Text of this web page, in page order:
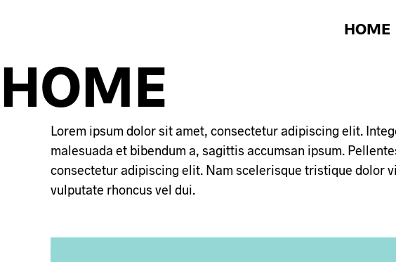
HOME
HOME
Lorem ipsum dolor sit amet, consectetur adipiscing elit.
malesuada et bibendum a, sagittis accumsan ipsum.
consectetur adipiscing elit. Nam scelerisque tristique dolor
vulputate rhoncus vel dui.